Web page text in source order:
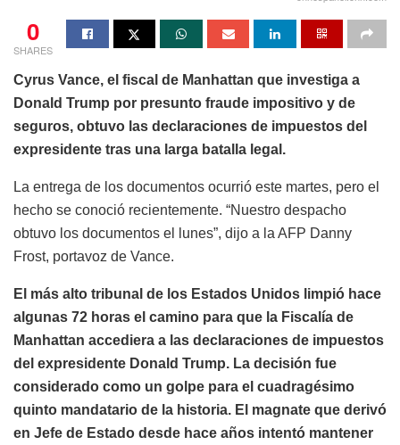
0
SHARES
Cyrus Vance, el fiscal de Manhattan que investiga a
Donald Trump por presunto fraude impositivo y de
seguros, obtuvo las declaraciones de impuestos del
expresidente tras una larga batalla legal.
La entrega de los documentos ocurrió este martes, pero el
hecho se conoció recientemente. “Nuestro despacho
obtuvo los documentos el lunes”, dijo a la AFP Danny
Frost, portavoz de Vance.
El más alto tribunal de los Estados Unidos limpió hace
algunas 72 horas el camino para que la Fiscalía de
Manhattan accediera a las declaraciones de impuestos
del expresidente Donald Trump. La decisión fue
considerado como un golpe para el cuadragésimo
quinto mandatario de la historia. El magnate que derivó
en Jefe de Estado desde hace años intentó mantener